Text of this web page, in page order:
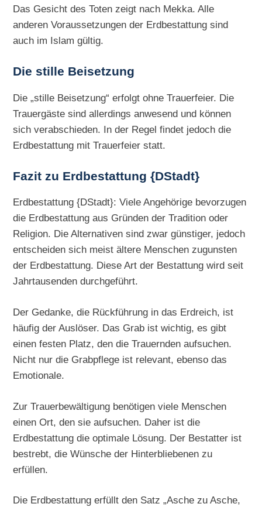
Das Gesicht des Toten zeigt nach Mekka. Alle
anderen Voraussetzungen der Erdbestattung sind
auch im Islam gültig.
Die stille Beisetzung
Die „stille Beisetzung“ erfolgt ohne Trauerfeier. Die
Trauergäste sind allerdings anwesend und können
sich verabschieden. In der Regel findet jedoch die
Erdbestattung mit Trauerfeier statt.
Fazit zu Erdbestattung {DStadt}
Erdbestattung {DStadt}: Viele Angehörige bevorzugen
die Erdbestattung aus Gründen der Tradition oder
Religion. Die Alternativen sind zwar günstiger, jedoch
entscheiden sich meist ältere Menschen zugunsten
der Erdbestattung. Diese Art der Bestattung wird seit
Jahrtausenden durchgeführt.
Der Gedanke, die Rückführung in das Erdreich, ist
häufig der Auslöser. Das Grab ist wichtig, es gibt
einen festen Platz, den die Trauernden aufsuchen.
Nicht nur die Grabpflege ist relevant, ebenso das
Emotionale.
Zur Trauerbewältigung benötigen viele Menschen
einen Ort, den sie aufsuchen. Daher ist die
Erdbestattung die optimale Lösung. Der Bestatter ist
bestrebt, die Wünsche der Hinterbliebenen zu
erfüllen.
Die Erdbestattung erfüllt den Satz „Asche zu Asche,